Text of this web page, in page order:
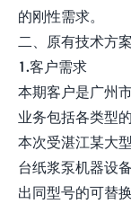
的刚性需求。
二、原有
1.客户需求
本期客户是广州
业务包括各类型
本次受湛江某大
台纸浆泵机器设
出同型号的可替